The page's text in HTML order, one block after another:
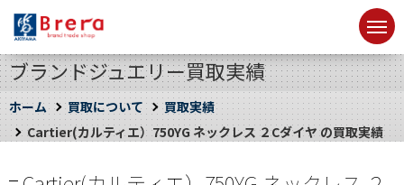
ブランドジュエリー買取実績
ホーム 買取について
買取実績
Cartier(カルティエ）750YG ネックレス ２Cダイヤ の買取実績